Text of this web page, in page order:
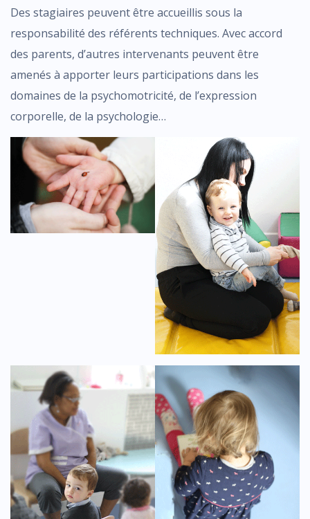
Des stagiaires peuvent être accueillis sous la
responsabilité des référents techniques. Avec accord
des parents, d’autres intervenants peuvent être
amenés à apporter leurs participations dans les
domaines de la psychomotricité, de l’expression
corporelle, de la psychologie…